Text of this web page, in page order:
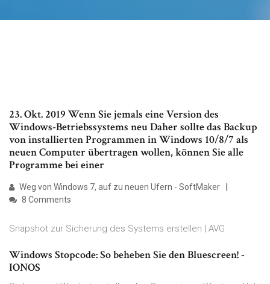
23. Okt. 2019 Wenn Sie jemals eine Version des
Windows-Betriebssystems neu Daher sollte das Backup
von installierten Programmen in Windows 10/8/7 als
neuen Computer übertragen wollen, können Sie alle
Programme bei einer
Weg von Windows 7, auf zu neuen Ufern - SoftMaker
8 Comments
Snapshot zur Sicherung des Systems erstellen | AVG
Windows Stopcode: So beheben Sie den Bluescreen! -
IONOS